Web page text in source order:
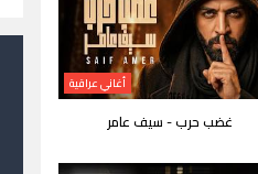
أغاني عراقية
غضب حرب - سيف عامر